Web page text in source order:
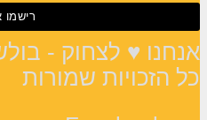
כל הזכויות שמורות